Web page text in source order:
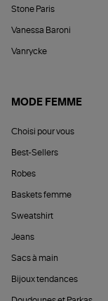
Stone Paris
Vanessa Baroni
Vanrycke
MODE FEMME
Choisi pour vous
Best-Sellers
Robes
Baskets femme
Sweatshirt
Jeans
Sacs à main
Bijoux tendances